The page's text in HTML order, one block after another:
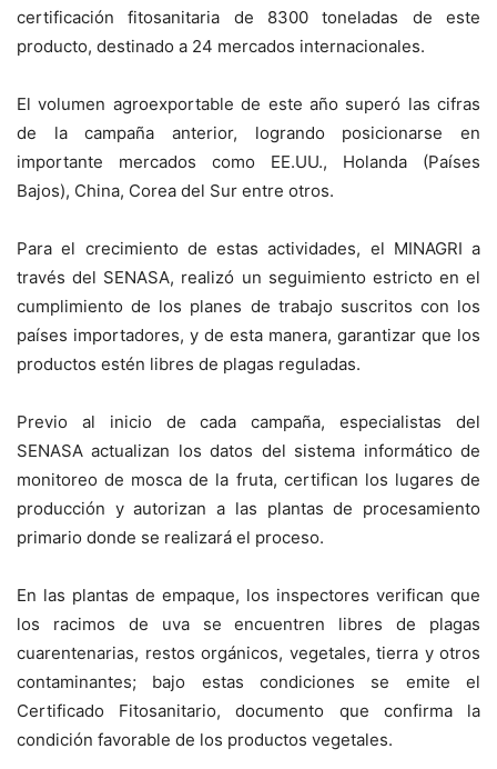
certificación fitosanitaria de 8300 toneladas de este
producto, destinado a 24 mercados internacionales.
El volumen agroexportable de este año superó las cifras
de la campaña anterior, logrando posicionarse en
importante mercados como EE.UU., Holanda (Países
Bajos), China, Corea del Sur entre otros.
Para el crecimiento de estas actividades, el MINAGRI a
través del SENASA, realizó un seguimiento estricto en el
cumplimiento de los planes de trabajo suscritos con los
países importadores, y de esta manera, garantizar que los
productos estén libres de plagas reguladas.
Previo al inicio de cada campaña, especialistas del
SENASA actualizan los datos del sistema informático de
monitoreo de mosca de la fruta, certifican los lugares de
producción y autorizan a las plantas de procesamiento
primario donde se realizará el proceso.
En las plantas de empaque, los inspectores verifican que
los racimos de uva se encuentren libres de plagas
cuarentenarias, restos orgánicos, vegetales, tierra y otros
contaminantes; bajo estas condiciones se emite el
Certificado Fitosanitario, documento que confirma la
condición favorable de los productos vegetales.